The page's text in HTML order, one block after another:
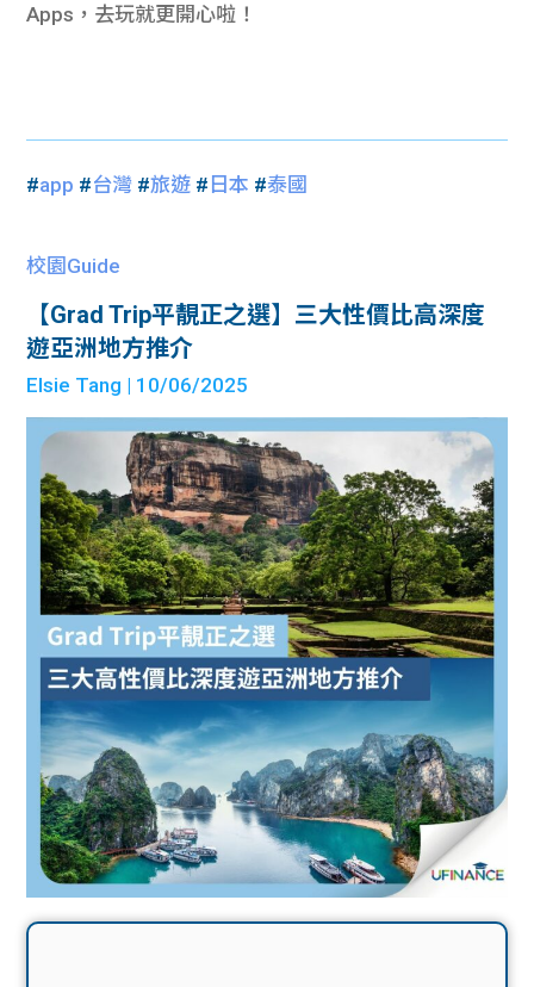
Apps，去玩就更開心啦！
#app #台灣 #旅遊 # 日本 #泰國
校園Guide
【Grad Trip平靚正之選】三大性價比高深度
遊亞洲地方推介
Elsie Tang | 10/06/2025